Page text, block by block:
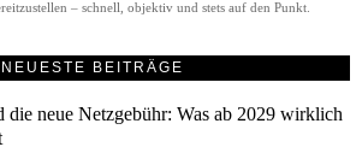
– schnell, objektiv und stets auf den Punkt.
NEUESTE BEITRÄGE
die neue Netzgebühr: Was ab 2029 wirklich